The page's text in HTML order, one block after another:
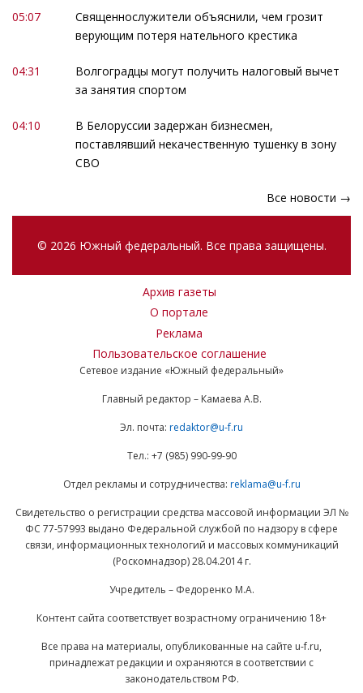
05:07
Священнослужители объяснили, чем грозит
верующим потеря нательного крестика
04:31
Волгоградцы могут получить налоговый вычет
за занятия спортом
04:10
В Белоруссии задержан бизнесмен,
поставлявший некачественную тушенку в зону
СВО
Все новости →
© 2026 Южный федеральный. Все права защищены.
Архив газеты
О портале
Реклама
Пользовательское соглашение
Сетевое издание «Южный федеральный»
Главный редактор – Камаева А.В.
Эл. почта: redaktor@u-f.ru
Тел.: +7 (985) 990-99-90
Отдел рекламы и сотрудничества: reklama@u-f.ru
Свидетельство о регистрации средства массовой информации ЭЛ №
ФС 77-57993 выдано Федеральной службой по надзору в сфере
связи, информационных технологий и массовых коммуникаций
(Роскомнадзор) 28.04.2014 г.
Учредитель – Федоренко М.А.
Контент сайта соответствует возрастному ограничению 18+
Все права на материалы, опубликованные на сайте u-f.ru,
принадлежат редакции и охраняются в соответствии с
законодательством РФ.